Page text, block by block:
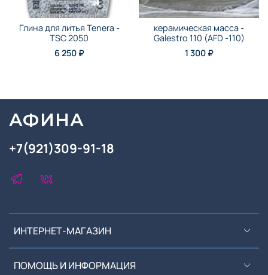
Глина для литья Tenera -
TSC 2050
6 250 ₽
керамическая масса -
Galestro 110 (AFD -110)
1 300 ₽
ИНТЕРНЕТ-МАГАЗИН
ПОМОЩЬ И ИНФОРМАЦИЯ
+7(921)309-91-18
АФИНА